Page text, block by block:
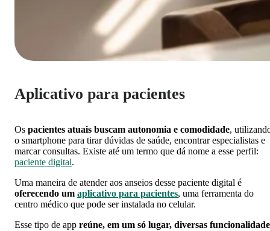
Aplicativo para pacientes
Os pacientes atuais buscam autonomia e comodidade,
o smartphone para tirar dúvidas de saúde, encontrar especialistas e
marcar consultas. Existe até um termo que dá nome a esse perfil:
paciente digital.
Uma maneira de atender aos anseios desse paciente digital é
oferecendo um aplicativo para pacientes, uma ferramenta do
centro médico que pode ser instalada no celular.
Esse tipo de app reúne, em um só lugar, diversas